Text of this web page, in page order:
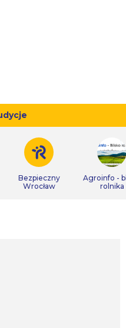
Bezpieczny
Wrocław
Agroinfo -
rolnika